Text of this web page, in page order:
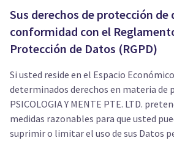
Sus derechos de protección de
conformidad con el
Protección de Datos (RGPD)
Si usted reside en el Espacio
determinados derechos en materia de
PSICOLOGIA Y MENTE PTE. LTD.
medidas razonables para que usted
suprimir o limitar el uso de sus Datos